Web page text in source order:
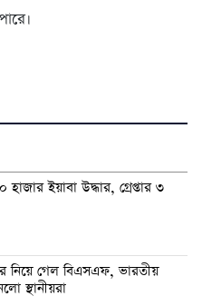
ইয়াবা উদ্ধার, গ্রেপ্তার ৩
নিয়ে গেল বিএসএফ, ভারতীয়
স্থানীয়রা